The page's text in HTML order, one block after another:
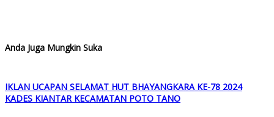
Anda Juga Mungkin Suka
IKLAN UCAPAN SELAMAT HUT BHAYANGKARA KE-78 2024
KADES KIANTAR KECAMATAN POTO TANO